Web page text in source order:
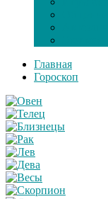
Главная
Гороскоп